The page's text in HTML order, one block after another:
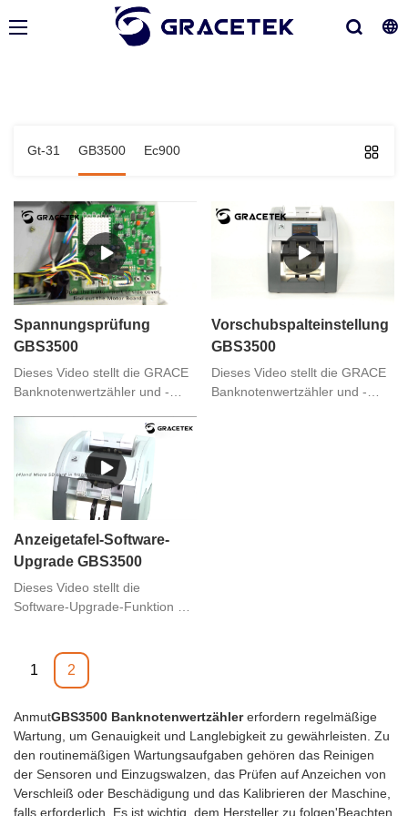
Gt-31 GB3500 Ec900
AnmutGBS3500 Banknotenwertzählererfordern regelmäßige
Wartung, um Genauigkeit und Langlebigkeit zu gewährleisten. Zu
den routinemäßigen Wartungsaufgaben gehören das Reinigen
der Sensoren und Einzugswalzen, das Prüfen auf Anzeichen von
Verschleiß oder Beschädigung und das Kalibrieren der Maschine,
falls erforderlich. Es ist wichtig, dem Hersteller zu folgen'Beachten
Spannungsprüfung
GBS3500
Dieses Video stellt die GRACE
Banknotenwertzähler und -
Spannungstestfunktion
vor,Wenn Sie irgendwelche
Bedürfnisse haben, können Sie
uns kontaktieren
Vorschubspalteinstellung
GBS3500
Dieses Video stellt die GRACE
Banknotenwertzähler und -
Anzeigetafel-Software-
Upgrade GBS3500
Dieses Video stellt die
Software-Upgrade-Funktion der
Board vor. Wenn Sie Bedarf
haben, können Sie uns
1 2